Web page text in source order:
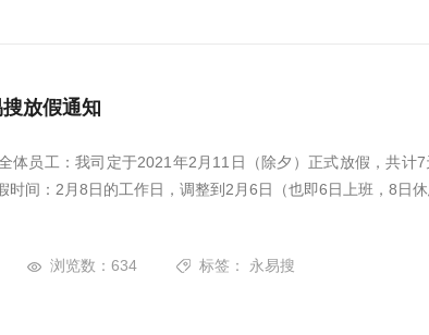
放假通知
体员工：我司定于2021年2月11日（除夕）正式放假，共计
时间：2月8日的工作日，调整到2月6日（也即6日上班，8日休
浏览数：634 标签： 永易搜